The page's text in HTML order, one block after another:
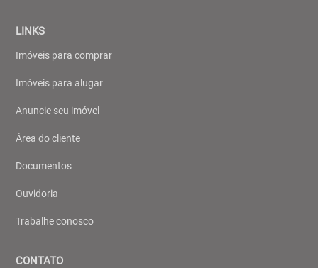
LINKS
Imóveis para comprar
Imóveis para alugar
Anuncie seu imóvel
Área do cliente
Documentos
Ouvidoria
Trabalhe conosco
CONTATO